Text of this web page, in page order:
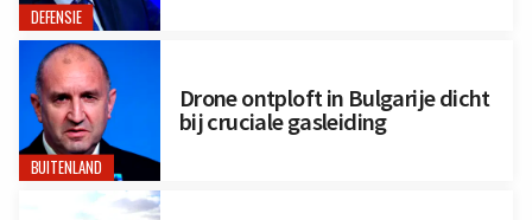
DEFENSIE
BUITENLAND
Drone ontploft in Bulgarije dicht
bij cruciale gasleiding